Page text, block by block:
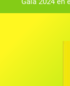
Gala 2024 en
convocado por
Gala anual